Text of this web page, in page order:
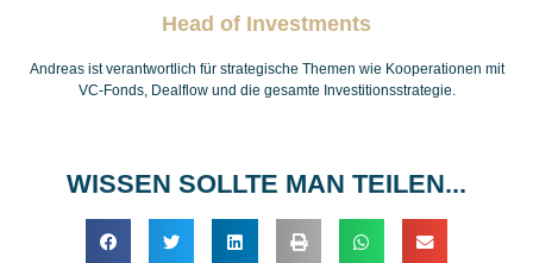
Head of Investments
Andreas ist verantwortlich für strategische Themen wie Kooperationen mit
VC-Fonds, Dealflow und die gesamte Investitionsstrategie.
WISSEN SOLLTE MAN TEILEN...